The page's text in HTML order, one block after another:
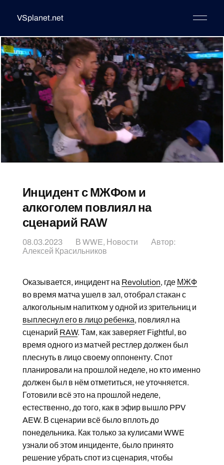
VSplanet.net
Инцидент с МЖФом и
алкоголем повлиял на
сценарий RAW
08.03.2023 В WWE, Новости
Автор:
Алексей Красильников
Оказывается, инцидент на Revolution, где МЖФ
во время матча ушел в зал, отобрал стакан с
алкогольным напитком у одной из зрительниц и
выплеснул его в лицо ребенка, повлиял на
сценарий RAW. Там, как заверяет Fightful, во
время одного из матчей рестлер должен был
плеснуть в лицо своему оппоненту. Спот
планировали на прошлой неделе, но кто именно
должен был в нём отметиться, не уточняется.
Готовили всё это на прошлой неделе,
естественно, до того, как в эфир вышло PPV
AEW. В сценарии всё было вплоть до
понедельника. Как только за кулисами WWE
узнали об этом инциденте, было принято
решение убрать спот из сценария, чтобы